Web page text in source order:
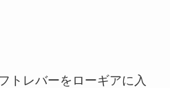
トレバーをローギアに入